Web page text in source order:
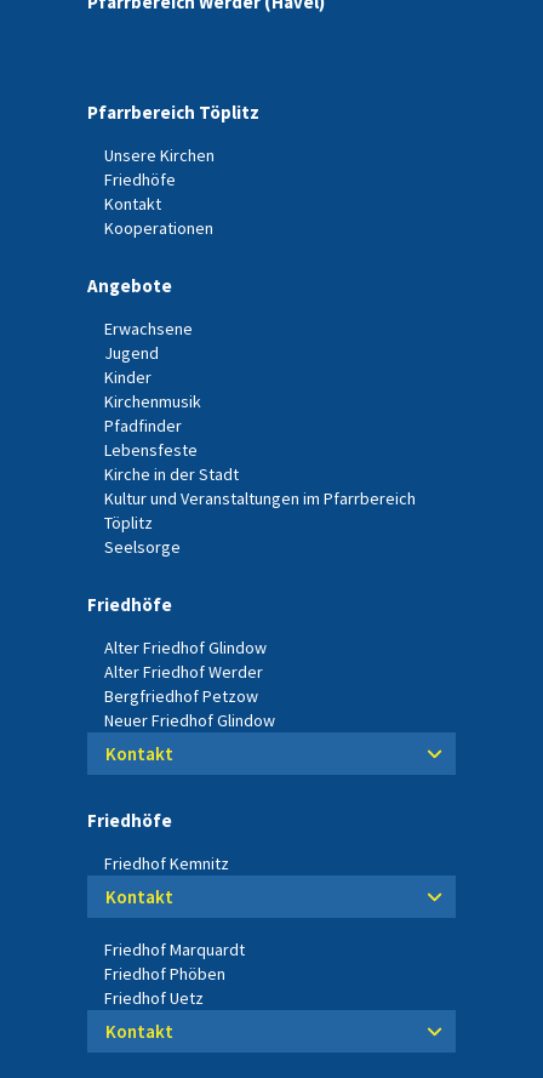
Pfarrbereich Töplitz
Unsere Kirchen
Friedhöfe
Kontakt
Kooperationen
Angebote
Erwachsene
Jugend
Kinder
Kirchenmusik
Pfadfinder
Lebensfeste
Kirche in der Stadt
Kultur und Veranstaltungen im Pfarrbereich
Töplitz
Seelsorge
Friedhöfe
Alter Friedhof Glindow
Alter Friedhof Werder
Bergfriedhof Petzow
Neuer Friedhof Glindow
Kontakt
Friedhöfe
Friedhof Kemnitz
Kontakt
Friedhof Marquardt
Friedhof Phöben
Friedhof Uetz
Kontakt